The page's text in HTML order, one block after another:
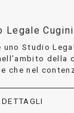
Legale Cugini
uno Studio
della
che nel
DETTAGLI